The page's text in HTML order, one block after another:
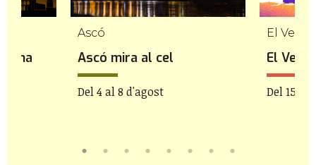
Una
Ascó
Ascó mira al cel
Del 4 al 8 d'agost
El
El
Del 15